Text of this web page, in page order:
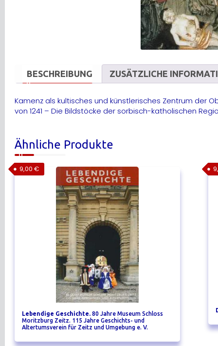
BESCHREIBUNG ZUSÄTZLICHE
Kamenz als kultisches und künstlerisches Zentrum der
von 1241 – Die Bildstöcke der sorbisch-katholischen
Ähnliche Produkte
Lebendige Geschichte. 80 Jahre Museum Schloss
Moritzburg Zeitz. 115 Jahre Geschichts- und
Altertumsverein für Zeitz und Umgebung e. V.
9,00 €